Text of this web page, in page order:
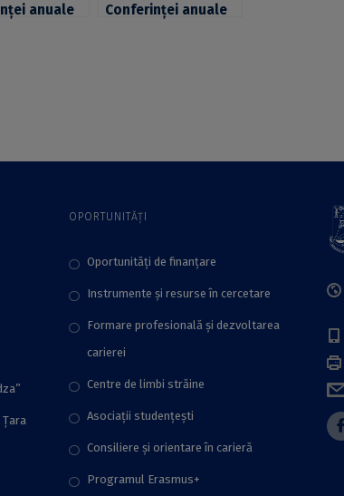
anuale
Conferinței anuale
Țara
OPORTUNITĂȚI
Oportunități de finanțare
Instrumente și resurse în cercetare
Formare profesională și dezvoltarea
carierei
Centre de limbi străine
Asociații studențești
Consiliere şi orientare în carieră
Programul Erasmus+